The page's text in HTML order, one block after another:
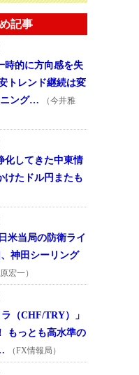
記事
時的に方向感を失
トレンド継続は変
ニング…
（今井雅
化してきた中東情
けたドル円またも
米当局の防衛ライ
神田シーリング
原宏一）
（CHF/TRY）」
もっとも高水準の
（FX情報局）